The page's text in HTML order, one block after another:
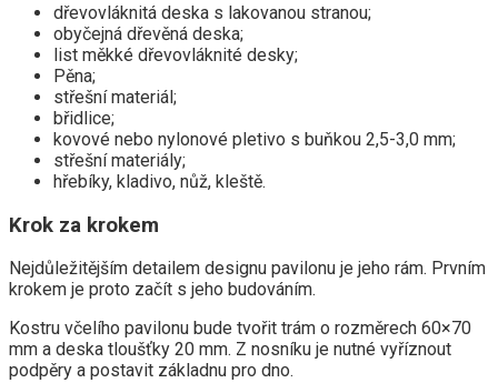
dřevovláknitá deska s lakovanou stranou;
obyčejná dřevěná deska;
list měkké dřevovláknité desky;
Pěna;
střešní materiál;
břidlice;
kovové nebo nylonové pletivo s buňkou 2,5-3,0 mm;
střešní materiály;
hřebíky, kladivo, nůž, kleště.
Krok za krokem
Nejdůležitějším detailem designu pavilonu je jeho rám. Prvním
krokem je proto začít s jeho budováním.
Kostru včelího pavilonu bude tvořit trám o rozměrech 60×70
mm a deska tloušťky 20 mm. Z nosníku je nutné vyříznout
podpěry a postavit základnu pro dno.